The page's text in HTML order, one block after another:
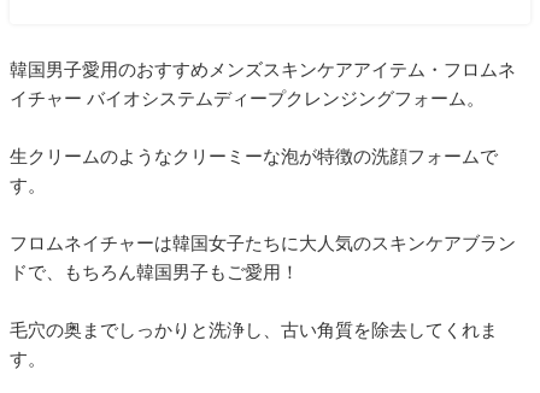
韓国男子愛用のおすすめメンズスキンケアアイテム・フロムネ
イチャー バイオシステムディープクレンジングフォーム。
生クリームのようなクリーミーな泡が特徴の洗顔フォームで
す。
フロムネイチャーは韓国女子たちに大人気のスキンケアブラン
ドで、もちろん韓国男子もご愛用！
毛穴の奥までしっかりと洗浄し、古い角質を除去してくれま
す。